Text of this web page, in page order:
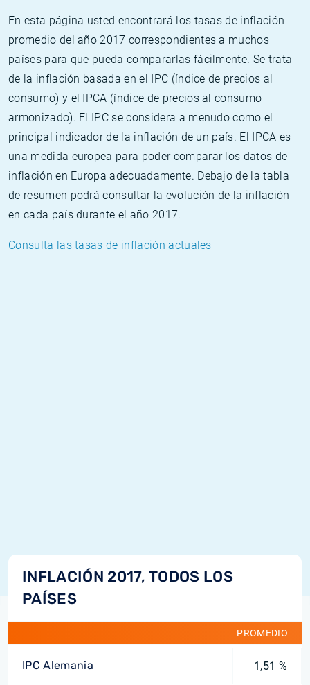
En esta página usted encontrará los tasas de inflación
promedio del año 2017 correspondientes a muchos
países para que pueda compararlas fácilmente. Se trata
de la inflación basada en el IPC (índice de precios al
consumo) y el IPCA (índice de precios al consumo
armonizado). El IPC se considera a menudo como el
principal indicador de la inflación de un país. El IPCA es
una medida europea para poder comparar los datos de
inflación en Europa adecuadamente. Debajo de la tabla
de resumen podrá consultar la evolución de la inflación
en cada país durante el año 2017.
Consulta las tasas de inflación actuales
INFLACIÓN 2017, TODOS LOS
PAÍSES
PROMEDIO
IPC Alemania 1,51 %